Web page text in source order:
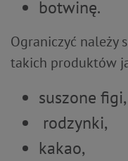
botwinę.
Ograniczyć należy
takich produktów
suszone figi,
rodzynki,
kakao,